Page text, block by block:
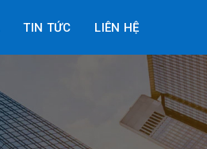
TIN TỨC LIÊN HỆ